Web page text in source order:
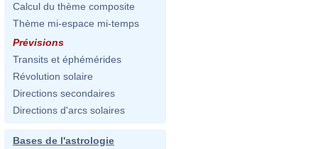
Calcul du thème composite
Thème mi-espace mi-temps
Prévisions
Transits et éphémérides
Révolution solaire
Directions secondaires
Directions d'arcs solaires
Bases de l'astrologie